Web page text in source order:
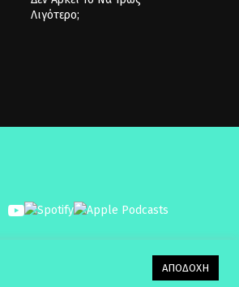
Λιγότερο;
ΑΠΟΔΟΧΗ